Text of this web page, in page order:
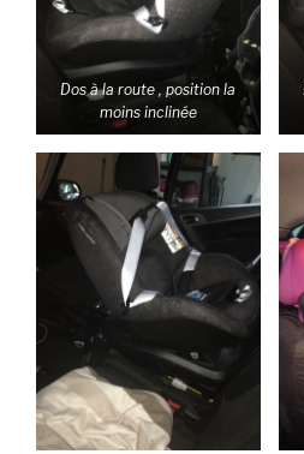
Dos à la route , position la
moins inclinée